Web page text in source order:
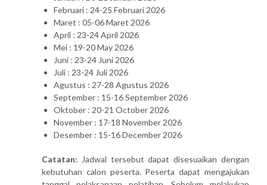
Februari : 24-25 Februari 2026
Maret : 05-06 Maret 2026
April : 23-24 April 2026
Mei : 19-20 May 2026
Juni : 23-24 Juni 2026
Juli : 23-24 Juli 2026
Agustus : 27-28 Agustus 2026
September : 15-16 September 2026
Oktober : 20-21 October 2026
November : 17-18 November 2026
Desember : 15-16 December 2026
Catatan: Jadwal tersebut dapat disesuaikan dengan
kebutuhan calon peserta. Peserta dapat mengajukan